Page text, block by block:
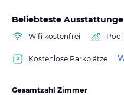
Beliebteste
Wifi kostenfrei
Kostenlose Parkplätze
Gesamtzahl Zimmer